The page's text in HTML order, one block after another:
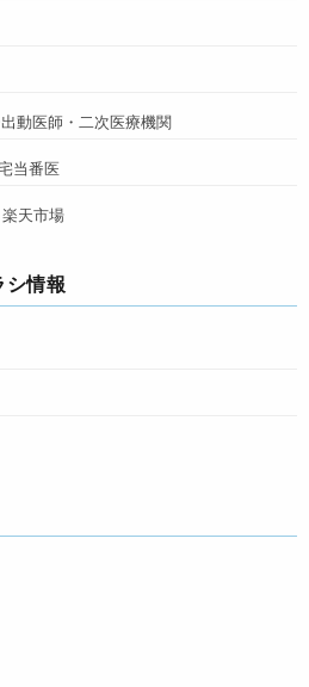
動医師・二次医療機関
当番医
天市場
シ情報